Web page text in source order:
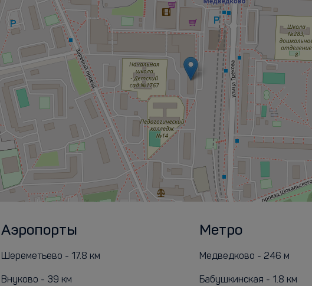
Аэропорты
Шереметьево - 17.8 км
Внуково - 39 км
Метро
Медведково - 246 м
Бабушкинская - 1.8 км